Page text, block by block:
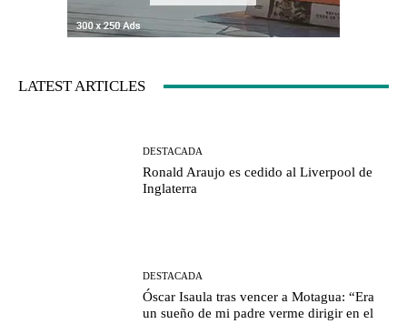
LATEST ARTICLES
DESTACADA
Ronald Araujo es cedido al Liverpool de
Inglaterra
DESTACADA
Óscar Isaula tras vencer a Motagua: “Era
un sueño de mi padre verme dirigir en el